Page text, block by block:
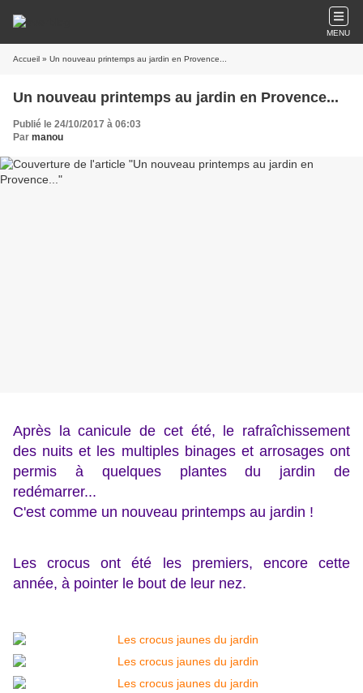
MENU
Accueil » Un nouveau printemps au jardin en Provence...
Un nouveau printemps au jardin en Provence...
Publié le 24/10/2017 à 06:03
Par manou
Après la canicule de cet été, le rafraîchissement
des nuits et les multiples binages et arrosages ont
permis à quelques plantes du jardin de
redémarrer...
C'est comme un nouveau printemps au jardin !
Les crocus ont été les premiers, encore cette
année, à pointer le bout de leur nez.